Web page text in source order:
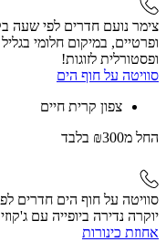
צימר נועם חדרים לפי שעה
ופרטיים, במיקום חלומי
ופסטורלית לזוגות!
סוויטה על חוף הים
צפון קרית חיים
החל מ₪300 בלבד
סוויטה על חוף הים חדרים
יוקרה נדירה ביופייה עם
אחוזת כינורות